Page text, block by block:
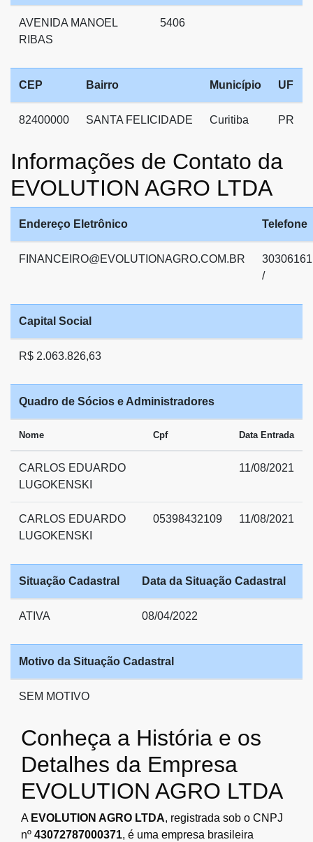
AVENIDA MANOEL
RIBAS
5406
CEP Bairro Município UF
82400000 SANTA FELICIDADE Curitiba PR
Informações de Contato da
EVOLUTION AGRO LTDA
Endereço Eletrônico Telefone
FINANCEIRO@EVOLUTIONAGRO.COM.BR
30306161
/
Capital Social
R$ 2.063.826,63
Quadro de Sócios e Administradores
Nome Cpf Data Entrada
CARLOS EDUARDO
LUGOKENSKI
11/08/2021
CARLOS EDUARDO
LUGOKENSKI
05398432109 11/08/2021
Situação Cadastral Data da Situação Cadastral
ATIVA 08/04/2022
Motivo da Situação Cadastral
SEM MOTIVO
Conheça a História e os
Detalhes da Empresa
EVOLUTION AGRO LTDA
A EVOLUTION AGRO LTDA, registrada sob o CNPJ
nº 43072787000371, é uma empresa brasileira